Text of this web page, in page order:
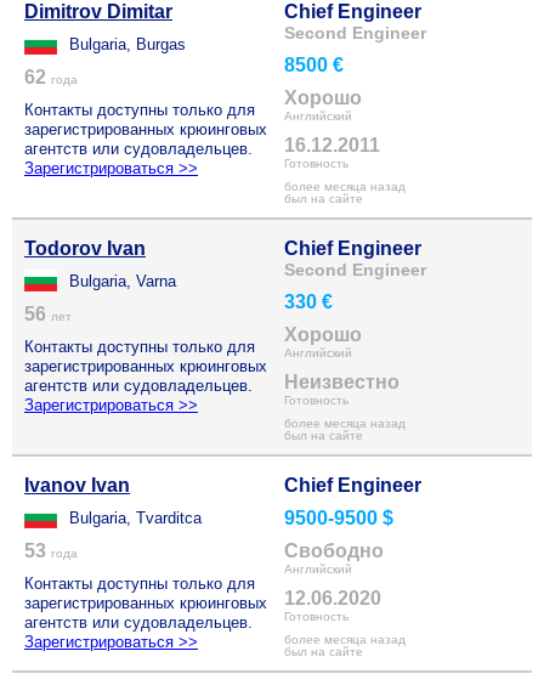
Dimitrov Dimitar
Bulgaria, Burgas
62 года
Контакты доступны только для
зарегистрированных крюинговых
агентств или судовладельцев.
Зарегистрироваться >>
Chief Engineer
Second Engineer
8500 €
Хорошо
Английский
16.12.2011
Готовность
более месяца назад
был на сайте
Todorov Ivan
Bulgaria, Varna
56 лет
Контакты доступны только для
зарегистрированных крюинговых
агентств или судовладельцев.
Зарегистрироваться >>
Chief Engineer
Second Engineer
330 €
Хорошо
Английский
Неизвестно
Готовность
более месяца назад
был на сайте
Ivanov Ivan
Bulgaria, Tvarditca
53 года
Контакты доступны только для
зарегистрированных крюинговых
агентств или судовладельцев.
Зарегистрироваться >>
Chief Engineer
9500-9500 $
Свободно
Английский
12.06.2020
Готовность
более месяца назад
был на сайте